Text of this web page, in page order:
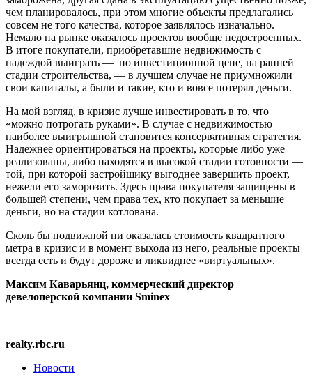
чем планировалось, при этом многие объекты предлагались
совсем не того качества, которое заявлялось изначально.
Немало на рынке оказалось проектов вообще недостроенных.
В итоге покупатели, приобретавшие недвижимость с
надеждой выиграть — по инвестиционной цене, на ранней
стадии строительства, — в лучшем случае не приумножили
свои капиталы, а были и такие, кто и вовсе потерял деньги.
На мой взгляд, в кризис лучше инвестировать в то, что
«можно потрогать руками». В случае с недвижимостью
наиболее выигрышной становится консервативная стратегия.
Надежнее ориентироваться на проекты, которые либо уже
реализованы, либо находятся в высокой стадии готовности —
той, при которой застройщику выгоднее завершить проект,
нежели его заморозить. Здесь права покупателя защищены в
большей степени, чем права тех, кто покупает за меньшие
деньги, но на стадии котлована.
Сколь бы подвижной ни оказалась стоимость квадратного
метра в кризис и в момент выхода из него, реальные проекты
всегда есть и будут дороже и ликвиднее «виртуальных».
Максим Каварьянц, коммерческий директор
девелоперской компании Sminex
realty.rbc.ru
Новости